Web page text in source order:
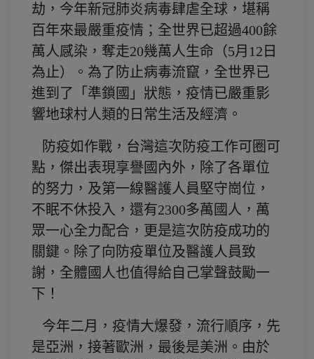
劫，今年新冠肺炎病毒肆虐全球，堪稱
百年來最嚴重疫情；全世界已超過400餘
萬人感染，奪走20幾萬人生命（5月12日
為止）。為了防止病毒流竄，全世界已
進到了「準鎖國」狀態，疫情已嚴重影
響地球村人類的日常生活及經濟。
防疫如作戰，台灣這次防疫工作可圈可
點，傑出表現享譽國內外，除了各單位
的努力，及第一線醫護人員堅守崗位，
不眠不休投入，還有2300多萬國人，萬
眾一心全力配合，更是這次防疫成功的
關鍵。除了向防疫單位及醫護人員致
謝，全體國人也值得給自己掌聲鼓勵一
下！
今年二月，疫情大爆發，流行順序，先
是亞洲，接著歐洲，最後是美洲。由於